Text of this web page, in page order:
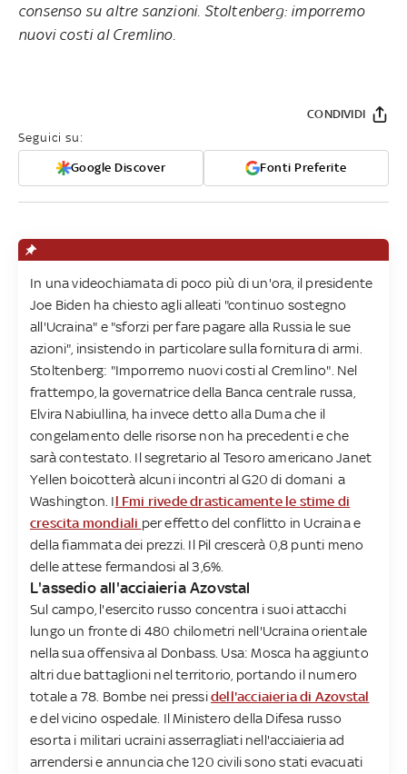
consenso su altre sanzioni. Stoltenberg: imporremo
nuovi costi al Cremlino.
Seguici su:
Google Discover Fonti Preferite
CONDIVIDI
In una videochiamata di poco più di un'ora, il presidente
Joe Biden ha chiesto agli alleati "continuo sostegno
all'Ucraina" e "sforzi per fare pagare alla Russia le sue
azioni", insistendo in particolare sulla fornitura di armi.
Stoltenberg: "Imporremo nuovi costi al Cremlino". Nel
frattempo, la governatrice della Banca centrale russa,
Elvira Nabiullina, ha invece detto alla Duma che il
congelamento delle risorse non ha precedenti e che
sarà contestato. Il segretario al Tesoro americano Janet
Yellen boicotterà alcuni incontri al G20 di domani a
Washington. Il Fmi rivede drasticamente le stime di
crescita mondiali per effetto del conflitto in Ucraina e
della fiammata dei prezzi. Il Pil crescerà 0,8 punti meno
delle attese fermandosi al 3,6%.
L'assedio all'acciaieria Azovstal
Sul campo, l'esercito russo concentra i suoi attacchi
lungo un fronte di 480 chilometri nell'Ucraina orientale
nella sua offensiva al Donbass. Usa: Mosca ha aggiunto
altri due battaglioni nel territorio, portando il numero
totale a 78. Bombe nei pressidell'acciaieria di Azovstal
e del vicino ospedale. Il Ministero della Difesa russo
esorta i militari ucraini asserragliati nell'acciaieria ad
arrendersi e annuncia che 120 civili sono stati evacuati